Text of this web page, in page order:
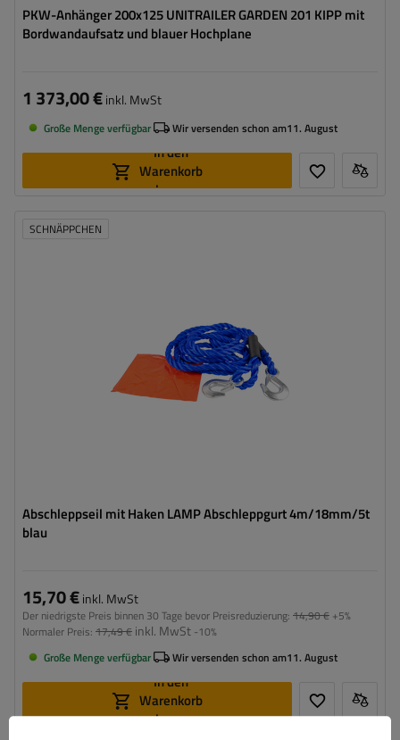
PKW-Anhänger 200x125 UNITRAILER GARDEN 201 KIPP mit
Bordwandaufsatz und blauer Hochplane
1 373,00 €inkl. MwSt
Große Menge verfügbar Wir versenden schon am11. August
In den
Warenkorb
legen
SCHNÄPPCHEN
Abschleppseil mit Haken LAMP Abschleppgurt 4m/18mm/5t
blau
15,70 €inkl. MwSt
Der niedrigste Preis binnen 30 Tage bevor Preisreduzierung: 14,90 € +5%
Normaler Preis: 17,49 € inkl. MwSt -10%
Große Menge verfügbar
Wir versenden schon am11. August
In den
Warenkorb
legen